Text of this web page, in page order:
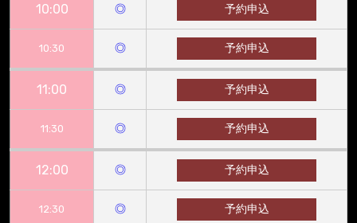
10:00 ◎ 予約申込
10:30 ◎ 予約申込
11:00 ◎ 予約申込
11:30 ◎ 予約申込
12:00 ◎ 予約申込
12:30 ◎ 予約申込